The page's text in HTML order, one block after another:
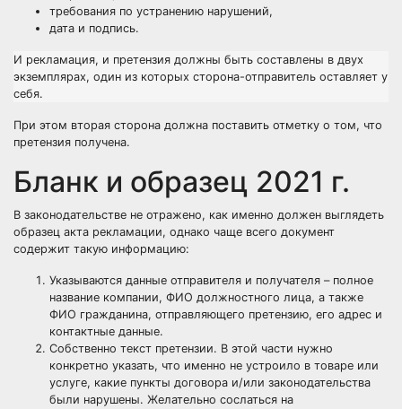
требования по устранению нарушений,
дата и подпись.
И рекламация, и претензия должны быть составлены в двух
экземплярах, один из которых сторона-отправитель оставляет у
себя.
При этом вторая сторона должна поставить отметку о том, что
претензия получена.
Бланк и образец 2021 г.
В законодательстве не отражено, как именно должен выглядеть
образец акта рекламации, однако чаще всего документ
содержит такую информацию:
Указываются данные отправителя и получателя – полное
название компании, ФИО должностного лица, а также
ФИО гражданина, отправляющего претензию, его адрес и
контактные данные.
Собственно текст претензии. В этой части нужно
конкретно указать, что именно не устроило в товаре или
услуге, какие пункты договора и/или законодательства
были нарушены. Желательно сослаться на